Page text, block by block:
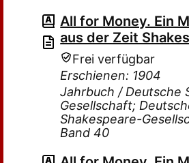
All for Money. Ein
aus der Zeit
Frei verfügbar
Erschienen: 1904
Jahrbuch / Deutsche
Gesellschaft;
Shakespeare-
Band 40